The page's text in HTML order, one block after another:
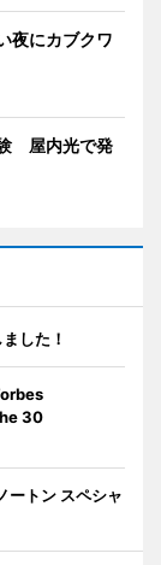
夜にカブクワ
屋内光で発
した！
30
ートン スペシャ